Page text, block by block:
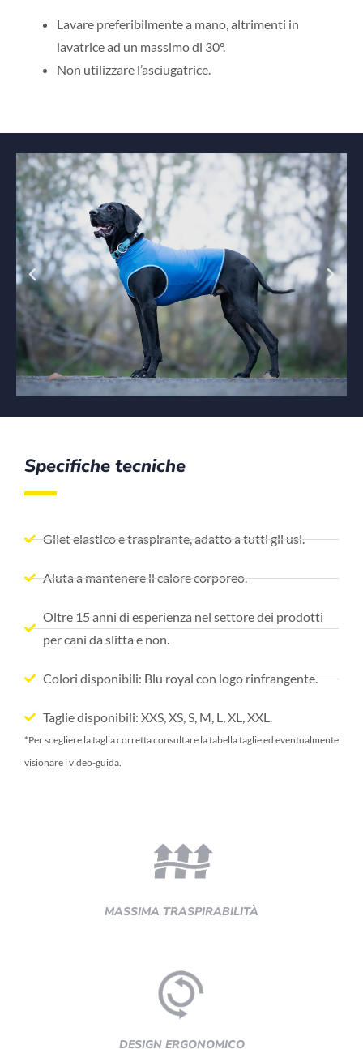
Lavare preferibilmente a mano, altrimenti in
lavatrice ad un massimo di 30°.
Non utilizzare l’asciugatrice.
Specifiche tecniche
Gilet elastico e traspirante, adatto a tutti gli usi.
Aiuta a mantenere il calore corporeo.
Oltre 15 anni di esperienza nel settore dei prodotti
per cani da slitta e non.
Colori disponibili: Blu royal con logo rinfrangente.
Taglie disponibili: XXS, XS, S, M, L, XL, XXL.
*Per scegliere la taglia corretta consultare la tabella taglie ed eventualmente
visionare i video-guida.
MASSIMA TRASPIRABILITÀ
DESIGN ERGONOMICO